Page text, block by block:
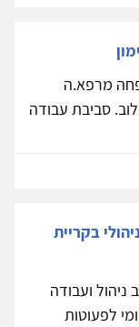
מרפא.ה
סביבת עבודה
בקריית
ועבודה
לפעוטות